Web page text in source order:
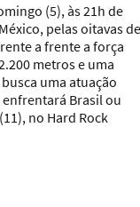
(5), às 21h de
pelas oitavas de
a frente a força
metros e uma
uma atuação
Brasil ou
no Hard Rock